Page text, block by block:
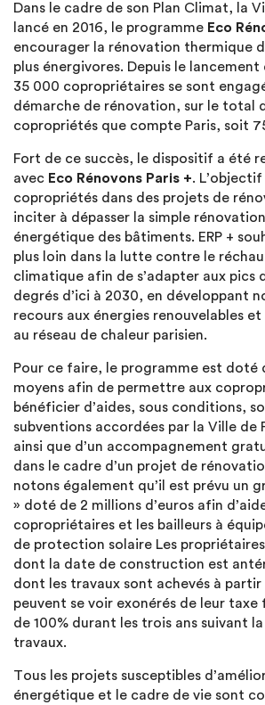
Dans le cadre de son Plan Climat, la
lancé en 2016, le programme Eco
encourager la rénovation thermique
plus énergivores. Depuis le
35 000 copropriétaires se sont
démarche de rénovation, sur le total
copropriétés que compte Paris, soit
Fort de ce succès, le dispositif a été
avec Eco Rénovons Paris +.
copropriétés dans des projets de
inciter à dépasser la simple
énergétique des bâtiments. ERP +
plus loin dans la lutte contre le
climatique afin de s’adapter aux pics
degrés d’ici à 2030, en développant
recours aux énergies renouvelables
au réseau de chaleur parisien.
Pour ce faire, le programme est doté
moyens afin de permettre aux
bénéficier d’aides, sous conditions,
subventions accordées par la Ville de
ainsi que d’un accompagnement
dans le cadre d’un projet de
notons également qu’il est prévu un
» doté de 2 millions d’euros afin
copropriétaires et les bailleurs à
de protection solaire Les
dont la date de construction est
dont les travaux sont achevés à partir
peuvent se voir exonérés de leur
de 100% durant les trois ans suivant
travaux.
Tous les projets susceptibles
énergétique et le cadre de vie sont